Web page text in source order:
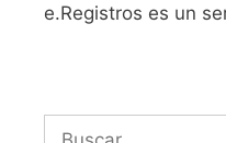
e.Registros es un